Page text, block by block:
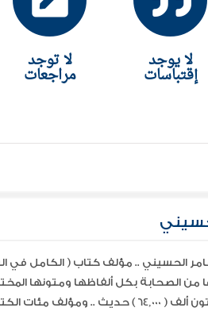
لا يوجد
إقتباسات
لا توجد
مراجعات
الحسيني .. مؤلف كتاب ( الكامل في
من الصحابة بكل ألفاظها ومتونها
ومؤلف مئات الكتب والأجزاء الحديثية الأخري .. ...